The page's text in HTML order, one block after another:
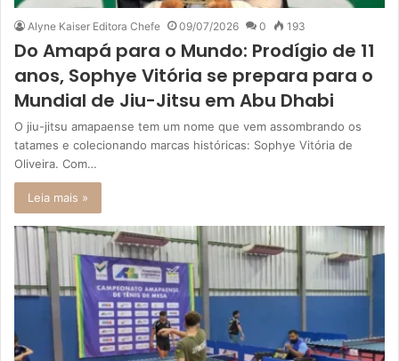
Alyne Kaiser Editora Chefe 09/07/2026 0 193
Do Amapá para o Mundo: Prodígio de 11
anos, Sophye Vitória se prepara para o
Mundial de Jiu-Jitsu em Abu Dhabi
O jiu-jitsu amapaense tem um nome que vem assombrando os
tatames e colecionando marcas históricas: Sophye Vitória de
Oliveira. Com…
Leia mais »